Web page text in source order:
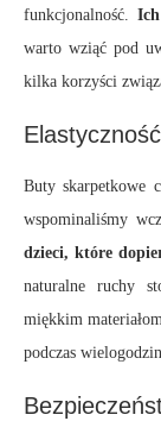
funkcjonalność.
warto wziąć pod
kilka korzyści
Buty skarpetkowe
wspominaliśmy
dzieci, które
naturalne ruchy
miękkim
podczas